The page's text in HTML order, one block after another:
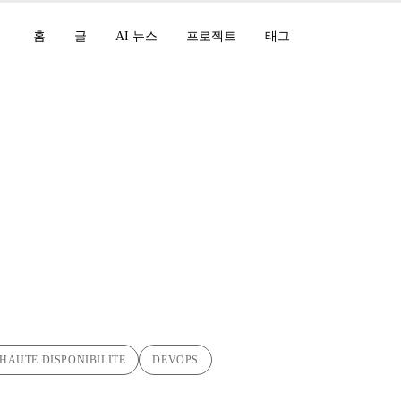
홈 글 AI 뉴스 프로젝트 태그
HAUTE DISPONIBILITE DEVOPS